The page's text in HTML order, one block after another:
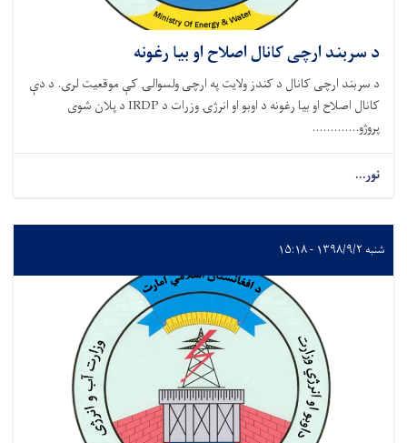
د سربند ارچی کانال اصلاح او بیا رغونه
د سربند ارچی کانال د کندز ولایت په ارچی ولسوالۍ کې موقعیت لری. د دې
کانال اصلاح او بیا رغونه د اوبو او انرژۍ وزرات د IRDP د پلان شوی
پروژو.............
نور...
شنبه ۱۳۹۸/۹/۲ - ۱۵:۱۸